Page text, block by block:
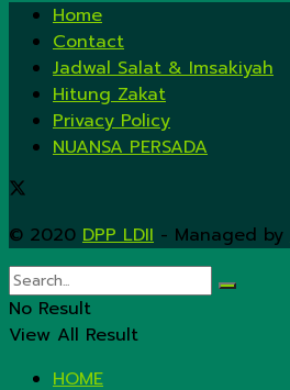
Home
Contact
Jadwal Salat & Imsakiyah
Hitung Zakat
Privacy Policy
NUANSA PERSADA
© 2020 DPP LDII - Managed by
No Result
View All Result
HOME